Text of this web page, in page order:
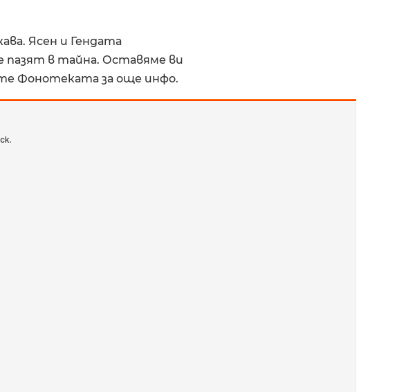
Ясен и Гендата
в тайна. Оставяме ви
Фонотеката за още инфо.